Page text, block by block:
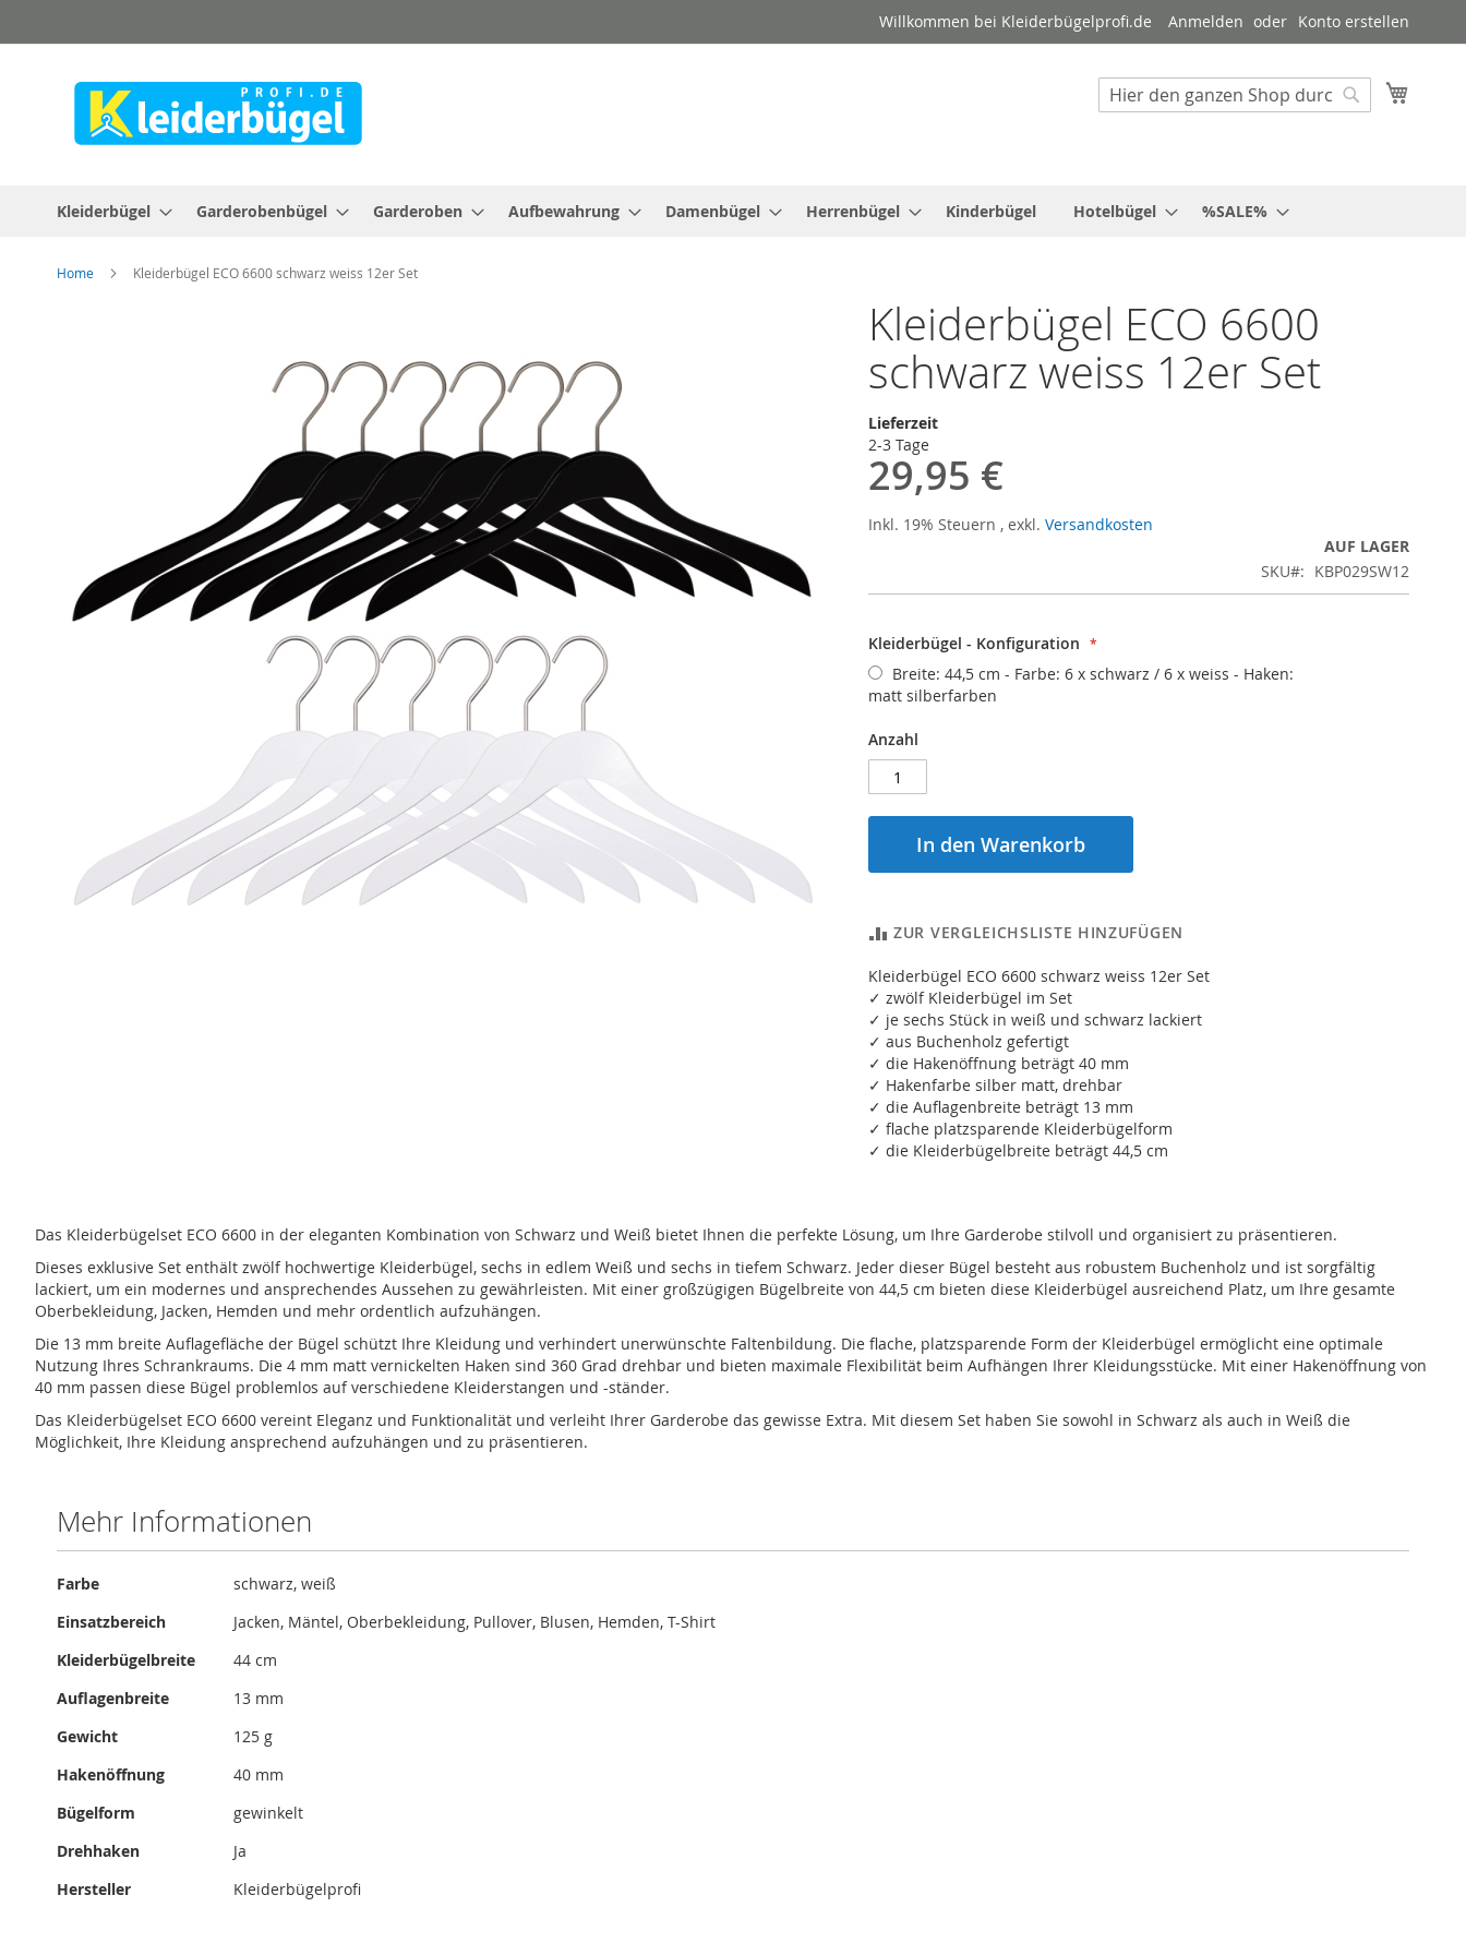
zum
Willkommen bei Kleiderbügelprofi.de Anmelden Konto erstellen
Suche
Kleiderbügel Garderobenbügel Garderoben Aufbewahrung Damenbügel Herrenbügel Kinderbügel Hotelbügel %SALE%
Home Kleiderbügel ECO 6600 schwarz weiss 12er Set
Kleiderbügel ECO 6600
schwarz weiss 12er Set
Lieferzeit
2-3 Tage
29,95 €
Inkl. 19% Steuern , exkl. Versandkosten
AUF LAGER
SKU
KBP029SW12
Kleiderbügel - Konfiguration
Breite: 44,5 cm - Farbe: 6 x schwarz / 6 x weiss - Haken:
matt silberfarben
Anzahl
In den Warenkorb
ZUR VERGLEICHSLISTE HINZUFÜGEN
Kleiderbügel ECO 6600 schwarz weiss 12er Set
✓ zwölf Kleiderbügel im Set
✓ je sechs Stück in weiß und schwarz lackiert
✓ aus Buchenholz gefertigt
✓ die Hakenöffnung beträgt 40 mm
✓ Hakenfarbe silber matt, drehbar
✓ die Auflagenbreite beträgt 13 mm
✓ flache platzsparende Kleiderbügelform
✓ die Kleiderbügelbreite beträgt 44,5 cm
Das Kleiderbügelset ECO 6600 in der eleganten Kombination von Schwarz und Weiß bietet Ihnen die perfekte Lösung, um Ihre Garderobe stilvoll und organisiert zu präsentieren.
Dieses exklusive Set enthält zwölf hochwertige Kleiderbügel, sechs in edlem Weiß und sechs in tiefem Schwarz. Jeder dieser Bügel besteht aus robustem Buchenholz und ist sorgfältig
lackiert, um ein modernes und ansprechendes Aussehen zu gewährleisten. Mit einer großzügigen Bügelbreite von 44,5 cm bieten diese Kleiderbügel ausreichend Platz, um Ihre gesamte
Oberbekleidung, Jacken, Hemden und mehr ordentlich aufzuhängen.
Die 13 mm breite Auflagefläche der Bügel schützt Ihre Kleidung und verhindert unerwünschte Faltenbildung. Die flache, platzsparende Form der Kleiderbügel ermöglicht eine optimale
Nutzung Ihres Schrankraums. Die 4 mm matt vernickelten Haken sind 360 Grad drehbar und bieten maximale Flexibilität beim Aufhängen Ihrer Kleidungsstücke. Mit einer Hakenöffnung von
40 mm passen diese Bügel problemlos auf verschiedene Kleiderstangen und -ständer.
Das Kleiderbügelset ECO 6600 vereint Eleganz und Funktionalität und verleiht Ihrer Garderobe das gewisse Extra. Mit diesem Set haben Sie sowohl in Schwarz als auch in Weiß die
Möglichkeit, Ihre Kleidung ansprechend aufzuhängen und zu präsentieren.
Mehr Informationen
Mehr
Farbe
schwarz, weiß
Einsatzbereich
Jacken, Mäntel, Oberbekleidung, Pullover, Blusen, Hemden, T-Shirt
Kleiderbügelbreite
44 cm
Auflagenbreite
13 mm
Gewicht
125 g
Hakenöffnung
40 mm
Bügelform
gewinkelt
Drehhaken
Ja
Hersteller
Kleiderbügelprofi